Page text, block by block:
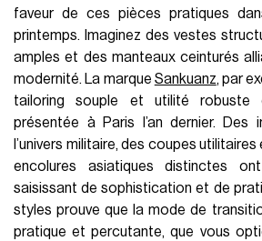
faveur de ces pièces pratiques
printemps. Imaginez des vestes
amples et des manteaux ceinturés
modernité. La marque Sankuanz, par
tailoring souple et utilité robuste
présentée à Paris l’an dernier. Des
l’univers militaire, des coupes
encolures asiatiques distinctes
saisissant de sophistication et de
styles prouve que la mode de
pratique et percutante, que vous